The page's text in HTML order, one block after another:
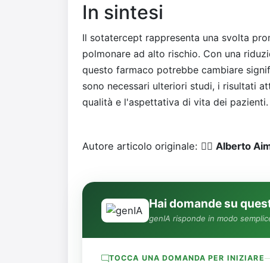
In sintesi
Il sotatercept rappresenta una svolta
polmonare ad alto rischio. Con una
questo farmaco potrebbe cambiare
sono necessari ulteriori studi, i risultati
qualità e l'aspettativa di vita dei pazienti.
Autore articolo originale: 👨‍⚕️ Alberto
Hai domande su
genIA risponde in modo
TOCCA UNA DOMANDA PER INIZIARE